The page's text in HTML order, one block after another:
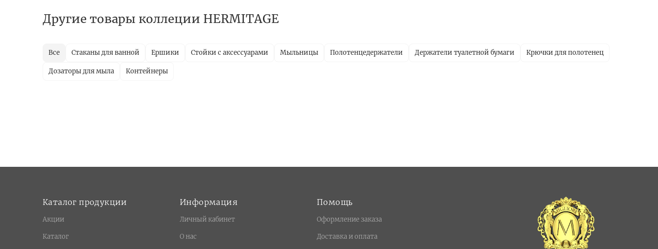
Другие товары коллеции HERMITAGE
Все Стаканы для ванной Ершики Стойки с аксессуарами Мыльницы Полотенцедержатели Держатели туалетной бумаги Крючки для полотенец
Дозаторы для мыла Контейнеры
Каталог продукции
Акции
Каталог
Информация
Личный кабинет
О нас
Помощь
Оформление заказа
Доставка и оплата